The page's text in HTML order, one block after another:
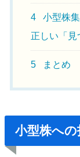
4
小型株
正しい「見
5 まとめ
小型株へ